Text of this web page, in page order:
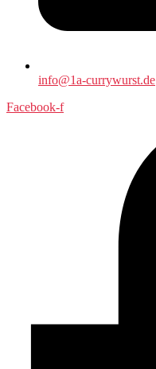
info@1a-currywurst.de
Facebook-f